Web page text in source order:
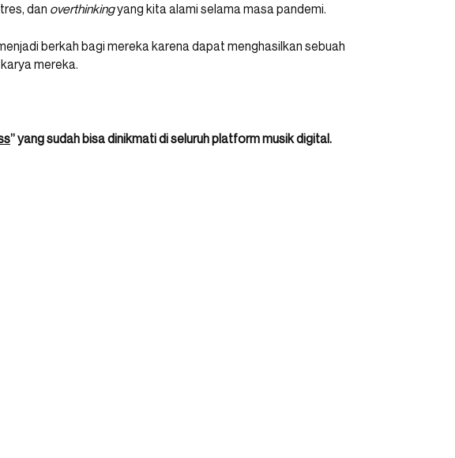
dan overthinkingyang kita alami selama masa pandemi.
berkah bagi mereka karena dapat menghasilkan sebuah
mereka.
” yang sudah bisa dinikmati di seluruh platform musik digital.